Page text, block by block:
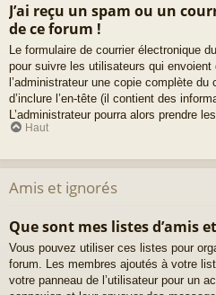
J’ai reçu un spam ou un
de ce forum !
Le formulaire de courrier électronique
pour suivre les utilisateurs qui
l’administrateur une copie complète
d’inclure l’en-tête (il contient des
L’administrateur pourra alors prendre
Haut
Amis et ignorés
Que sont mes listes d’amis
Vous pouvez utiliser ces listes pour
forum. Les membres ajoutés à votre
votre panneau de l’utilisateur pour un